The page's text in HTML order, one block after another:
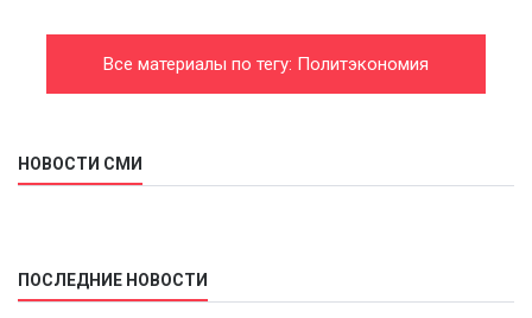
Все материалы по тегу: Политэкономия
НОВОСТИ СМИ
ПОСЛЕДНИЕ НОВОСТИ